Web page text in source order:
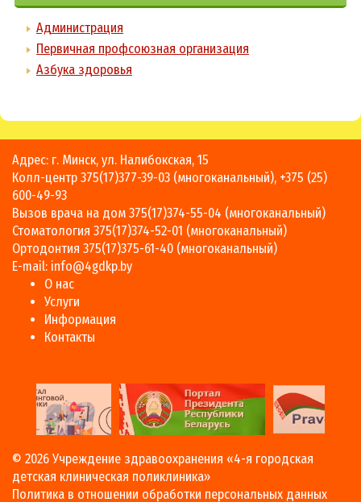
Администрация
Первичная профсоюзная организация
Азбука здоровья
Адрес: г. Минск, ул. Налибокская, 15
Колл-центр 375(17)377-39-03 (многоканальный), +375 (25)
600-49-93
Вызов врача на дом 375(17)374-55-04 (многоканальный)
Стоматология 375(17)374-52-01 (многоканальный)
Ортодонтия 375(17)375-61-40 (многоканальный)
E-mail: info@4gdkp.by
О нас
Услуги
Информация
Контакты
© 2026 Учреждение здравоохранения «4-я городская
детская клиническая поликлиника»
Политика в отношении обработки персональных данных